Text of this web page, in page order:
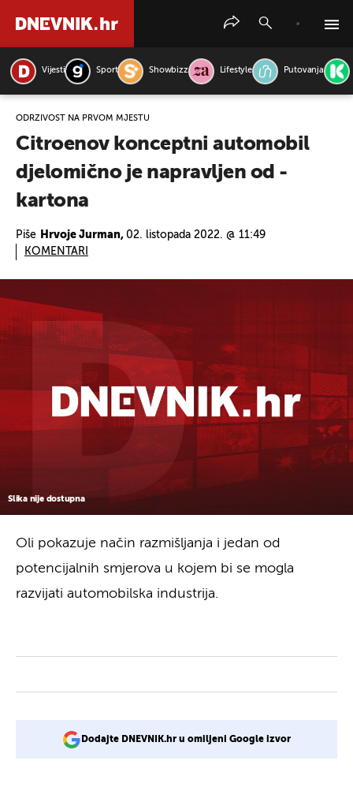
Vijesti Sport Showbizz Lifestyle Putovanja
ODRŽIVOST NA PRVOM MJESTU
Citroenov konceptni automobil
djelomično je napravljen od -
kartona
Piše Hrvoje Jurman, 02. listopada 2022. @ 11:49
KOMENTARI
Slika nije dostupna
Oli pokazuje način razmišljanja i jedan od
potencijalnih smjerova u kojem bi se mogla
razvijati automobilska industrija.
Dodajte DNEVNIK.hr u omiljeni Google izvor
PRETRAŽITE VIJESTI